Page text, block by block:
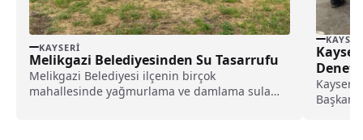
KAYSERI
Melikgazi Belediyesinden Su Tasarrufu
Melikgazi Belediyesi ilçenin birçok
mahallesinde yağmurlama ve damlama sulama
Kayseri